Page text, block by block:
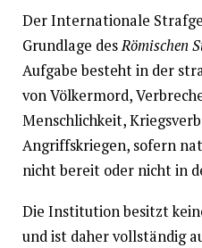
Der Internationale
Grundlage desRömischen
Aufgabe besteht in der
von Völkermord,
Menschlichkeit,
Angriffskriegen, sofern
nicht bereit oder nicht in
Die Institution besitzt
und ist daher vollständig